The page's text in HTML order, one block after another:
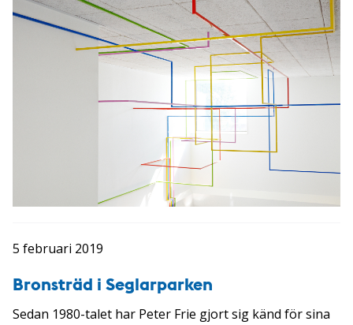
5 februari 2019
Bronsträd i Seglarparken
Sedan 1980-talet har Peter Frie gjort sig känd för sina